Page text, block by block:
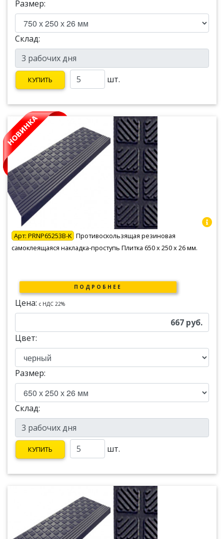
Размер:
Склад:
КУПИТЬ шт.
Арт: PRNP65253B-K Противоскользящая резиновая
самоклеящаяся накладка-проступь Плитка 650 х 250 х 26 мм.
ПОДРОБНЕЕ
Цена: c НДС 22%
667 руб.
Цвет:
Размер:
Склад:
КУПИТЬ шт.